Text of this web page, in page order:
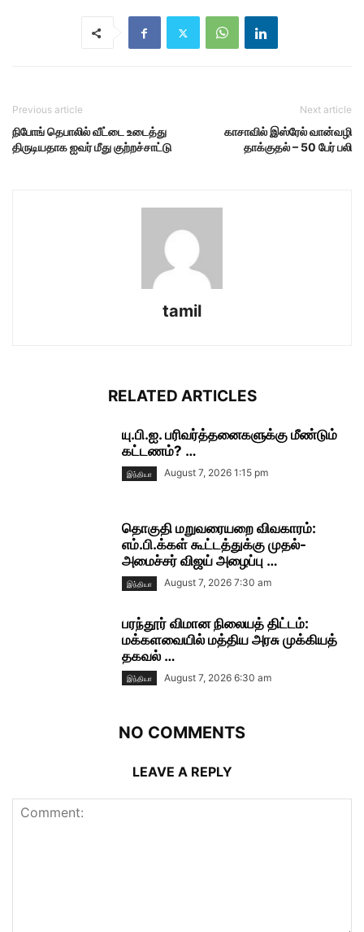
Previous article
நிபோங் தெபாலில் வீட்டை உடைத்து
திருடியதாக ஐவர் மீது குற்றச்சாட்டு
Next article
காசாவில் இஸ்ரேல் வான்வழி
தாக்குதல் – 50 பேர் பலி
tamil
RELATED ARTICLES
யு.பி.ஐ. பரிவர்த்தனைகளுக்கு மீண்டும்
கட்டணம்? …
இந்தியா August 7, 2026 1:15 pm
தொகுதி மறுவரையறை விவகாரம்:
எம்.பி.க்கள் கூட்டத்துக்கு முதல்-
அமைச்சர் விஜய் அழைப்பு …
இந்தியா August 7, 2026 7:30 am
பரந்தூர் விமான நிலையத் திட்டம்:
மக்களவையில் மத்திய அரசு முக்கியத்
தகவல் …
இந்தியா August 7, 2026 6:30 am
NO COMMENTS
LEAVE A REPLY